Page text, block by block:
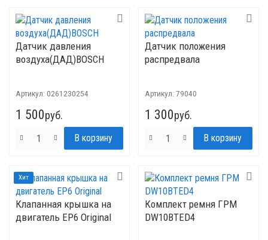
Датчик давления
воздуха(ДАД)BOSCH
Артикул: 0261230254
1 500руб.
Датчик положения
распредвала
Артикул: 79040
1 300руб.
Хит
Клапанная крышка на
двигатель EP6 Original
Комплект ремня ГРМ
DW10BTED4